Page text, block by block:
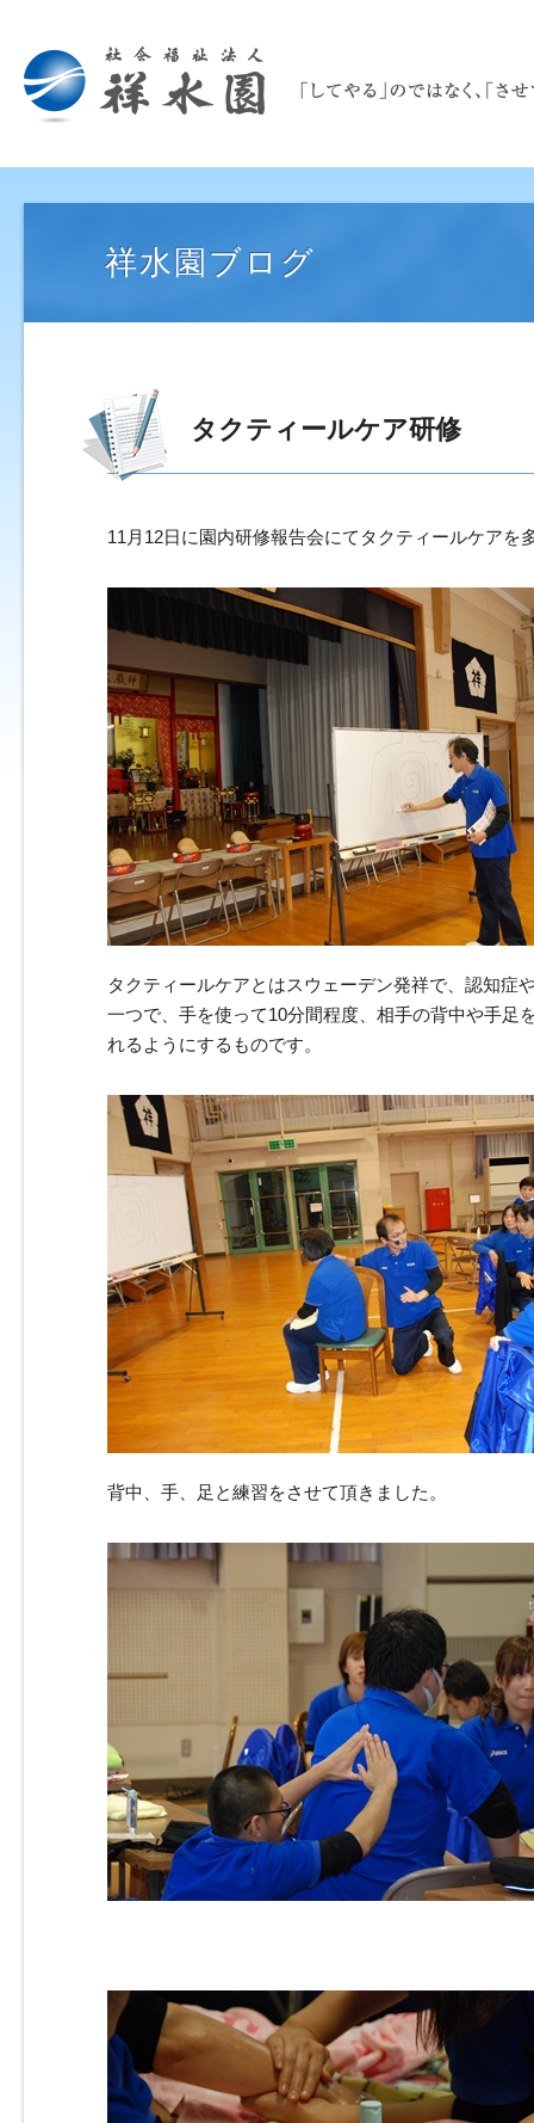
祥水園ブログ
タクティールケア研修
11月12日に園内研修報告会にてタクティールケアを
タクティールケアとはスウェーデン発祥で、認知症
一つで、手を使って10分間程度、相手の背中や手足
れるようにするものです。
背中、手、足と練習をさせて頂きました。